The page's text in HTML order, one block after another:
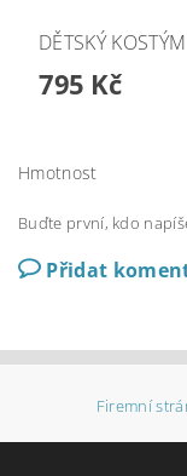
DĚTSKÝ
795 Kč
Hmotnost
Buďte první, kdo
Přidat
Firemní